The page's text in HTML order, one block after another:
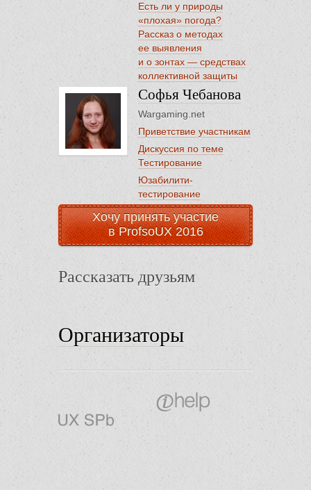
Есть ли у природы
«плохая» погода?
Рассказ о методах
ее выявления
и о зонтах — средствах
коллективной защиты
Софья Чебанова
Wargaming.net
Приветствие участникам
Дискуссия по теме
Тестирование
Юзабилити-
тестирование
Хочу принять участие
в ProfsoUX 2016
Рассказать друзьям
Организаторы